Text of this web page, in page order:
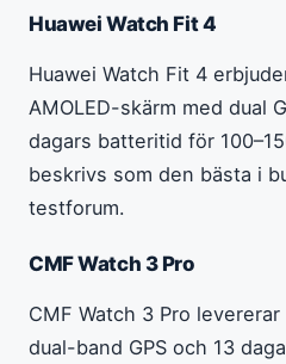
Huawei Watch Fit 4
Huawei Watch Fit 4
AMOLED-skärm med dual
dagars batteritid för
beskrivs som den bästa i
testforum.
CMF Watch 3 Pro
CMF Watch 3 Pro levererar
dual-band GPS och 13